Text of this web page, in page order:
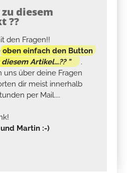
diesem
??
den Fragen!!
oben einfach den Button
diesem Artikel...?? "
.
uns über deine Fragen
dir meist innerhalb
per Mail....
Martin :-)